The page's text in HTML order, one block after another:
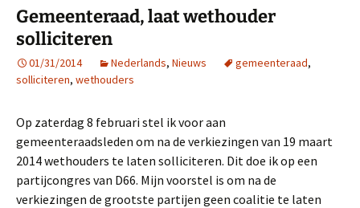
Gemeenteraad, laat wethouder
solliciteren
01/31/2014 Nederlands, Nieuws gemeenteraad,
solliciteren, wethouders
Op zaterdag 8 februari stel ik voor aan
gemeenteraadsleden om na de verkiezingen van 19 maart
2014 wethouders te laten solliciteren. Dit doe ik op een
partijcongres van D66. Mijn voorstel is om na de
verkiezingen de grootste partijen geen coalitie te laten